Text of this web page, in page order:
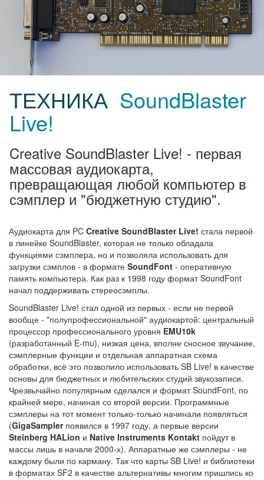
ТЕХНИКА SoundBlaster
Live!
Creative SoundBlaster Live! - первая
массовая аудиокарта,
превращающая любой компьютер в
сэмплер и "бюджетную студию".
Аудиокарта для PC Creative SoundBlaster Live! стала первой
в линейке SoundBlaster, которая не только обладала
функциями сэмплера, но и позволяла использовать для
загрузки сэмплов - в формате SoundFont - оперативную
память компьютера. Как раз к 1998 году формат SoundFont
начал поддерживать стереосэмплы.
SoundBlaster Live! стал одной из первых - если не первой
вообще - "полупрофессиональной" аудиокартой: центральный
процессор профессионального уровня EMU10k
(разработанный E-mu), низкая цена, вполне сносное звучание,
сэмплерные функции и отдельная аппаратная схема
обработки, всё это позволило использовать SB Live! в качестве
основы для бюджетных и любительских студий звукозаписи.
Чрезвычайно популярным сделался и формат SoundFont, по
крайней мере, начиная со второй версии. Программные
сэмплеры на тот момент только-только начинали появляться
(GigaSamplerпоявился в 1997 году, а первые версии
Steinberg HALion и Native Instruments Kontakt пойдут в
массы лишь в начале 2000-х). Аппаратные же сэмплеры - не
каждому были по карману. Так что карты SB Live! и библиотеки
в форматах SF2 в качестве альтернативы многим пришлись ко